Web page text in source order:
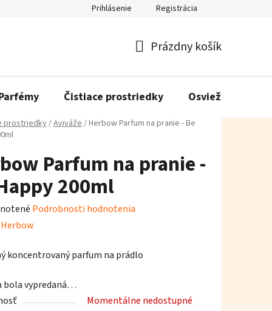
Prihlásenie Registrácia
košík
Prázdny košík
Čistiace prostriedky Osviežovače
prostriedky/Aviváže/Herbow Parfum na pranie - Be
Parfum na pranie -
200ml
Podrobnosti hodnotenia
Herbow
koncentrovaný parfum na prádlo
bola vypredaná…
Momentálne nedostupné